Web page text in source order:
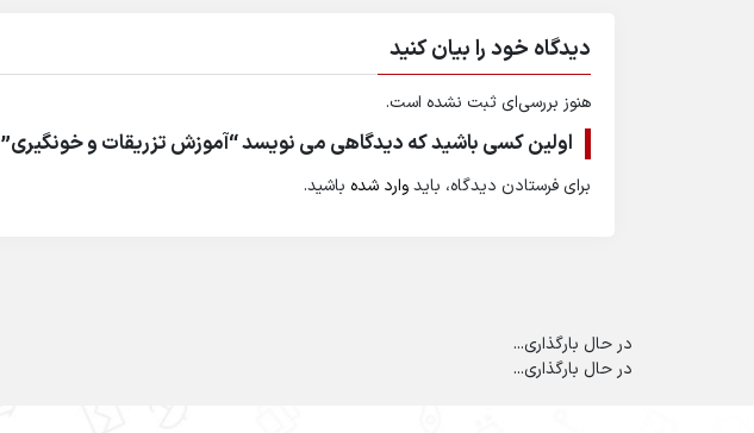
دیدگاه خود را بیان کنید
هنوز بررسی‌ای ثبت نشده است.
اولین کسی باشید که دیدگاهی می نویسد “آموزش تزریقات و خونگیری”
برای فرستادن دیدگاه، بایدوارد شده باشید.
در حال بارگذاری...
در حال بارگذاری...